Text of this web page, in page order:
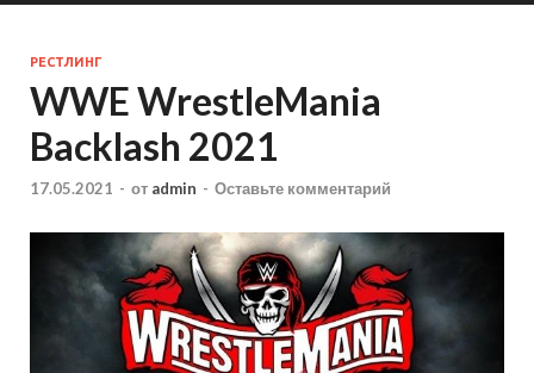
РЕСТЛИНГ
WWE WrestleMania
Backlash 2021
17.05.2021 - от admin - Оставьте комментарий